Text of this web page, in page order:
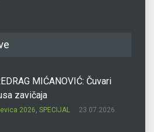
MIĆANOVIĆ: Čuvari
zavičaja
2026, SPECIJAL 23.07.2026.